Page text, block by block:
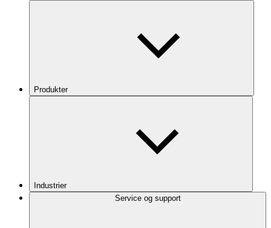
Produkter
Industrier
Service og support